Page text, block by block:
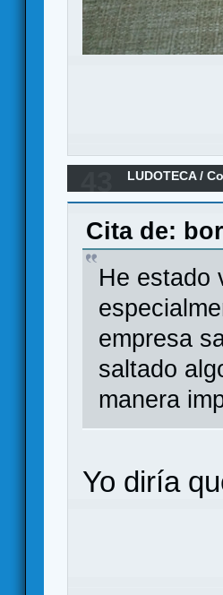
LUDOTECA/
que faltan
Cita de:
He estado
empresa
saltado
manera
Yo diría